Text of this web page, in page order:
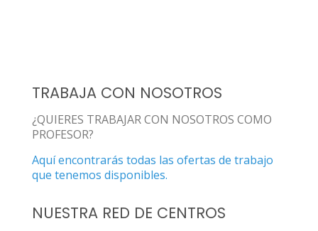
TRABAJA CON NOSOTROS
¿QUIERES TRABAJAR CON NOSOTROS COMO
PROFESOR?
Aquí encontrarás todas las ofertas de trabajo
que tenemos disponibles.
NUESTRA RED DE CENTROS